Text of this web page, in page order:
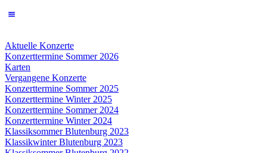
Aktuelle Konzerte
Konzerttermine Sommer 2026
Karten
Vergangene Konzerte
Konzerttermine Sommer 2025
Konzerttermine Winter 2025
Konzerttermine Sommer 2024
Konzerttermine Winter 2024
Klassiksommer Blutenburg 2023
Klassikwinter Blutenburg 2023